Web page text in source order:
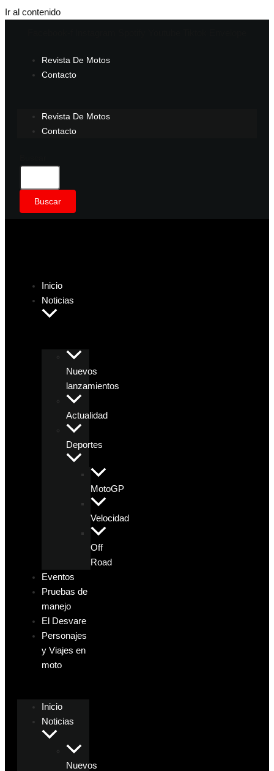
Ir al contenido
Revista De Motos
Contacto
Revista De Motos
Contacto
Buscar
Inicio
Noticias
Nuevos
lanzamientos
Actualidad
Deportes
MotoGP
Velocidad
Off
Road
Eventos
Pruebas de
manejo
El Desvare
Personajes
y Viajes en
moto
Inicio
Noticias
Nuevos